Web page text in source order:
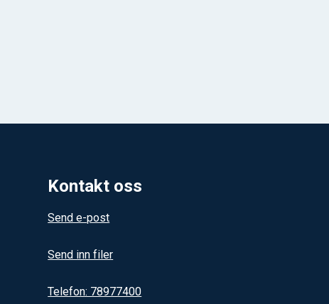
Kontakt oss
Send e-post
Send inn filer
Telefon: 78977400